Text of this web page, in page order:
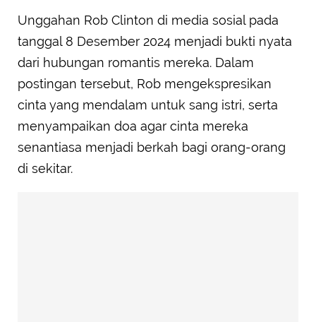
Unggahan Rob Clinton di media sosial pada
tanggal 8 Desember 2024 menjadi bukti nyata
dari hubungan romantis mereka. Dalam
postingan tersebut, Rob mengekspresikan
cinta yang mendalam untuk sang istri, serta
menyampaikan doa agar cinta mereka
senantiasa menjadi berkah bagi orang-orang
di sekitar.